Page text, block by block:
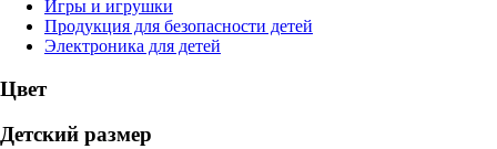
Игры и игрушки
Продукция для безопасности детей
Электроника для детей
Цвет
Детский размер